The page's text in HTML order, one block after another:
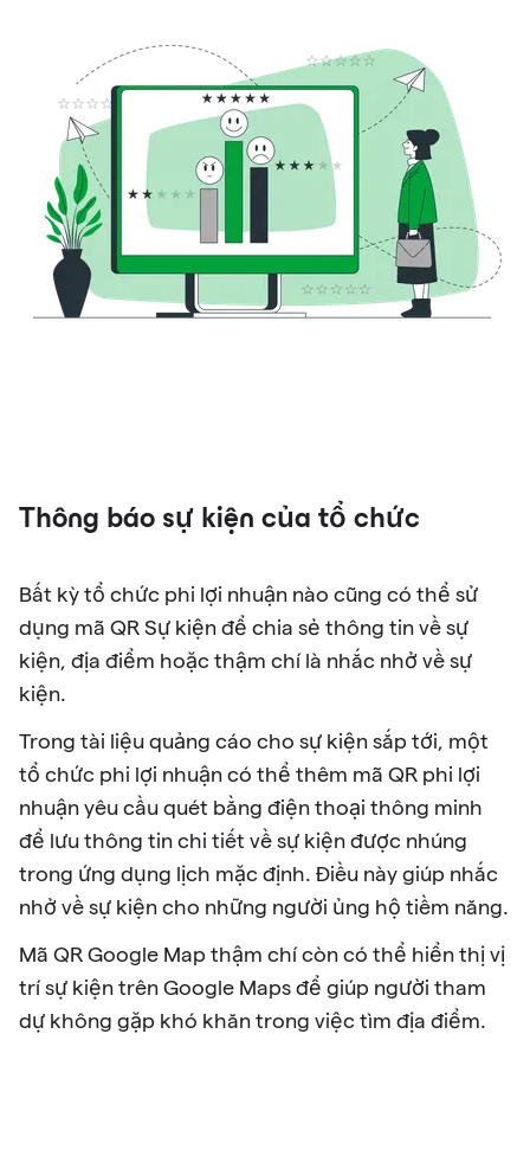
Thông báo sự kiện của tổ chức
Bất kỳ tổ chức phi lợi nhuận nào cũng có thể sử
dụng mã QR Sự kiện để chia sẻ thông tin về sự
kiện, địa điểm hoặc thậm chí là nhắc nhở về sự
kiện.
Trong tài liệu quảng cáo cho sự kiện sắp tới, một
tổ chức phi lợi nhuận có thể thêm mã QR phi lợi
nhuận yêu cầu quét bằng điện thoại thông minh
để lưu thông tin chi tiết về sự kiện được nhúng
trong ứng dụng lịch mặc định. Điều này giúp nhắc
nhở về sự kiện cho những người ủng hộ tiềm năng.
Mã QR Google Map thậm chí còn có thể hiển thị vị
trí sự kiện trên Google Maps để giúp người tham
dự không gặp khó khăn trong việc tìm địa điểm.